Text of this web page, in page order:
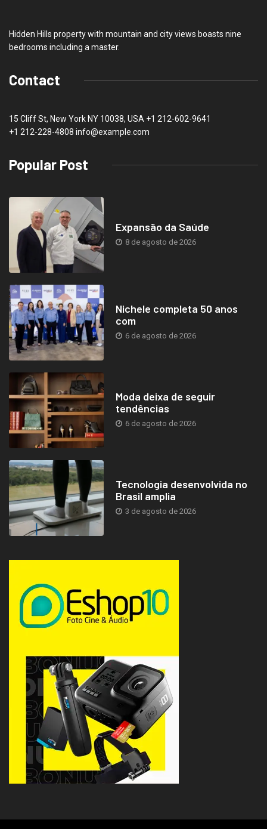
Hidden Hills property with mountain and city views boasts nine
bedrooms including a master.
Contact
15 Cliff St, New York NY 10038, USA +1 212-602-9641
+1 212-228-4808 info@example.com
Popular Post
Expansão da Saúde
8 de agosto de 2026
Nichele completa 50 anos
com
6 de agosto de 2026
Moda deixa de seguir
tendências
6 de agosto de 2026
Tecnologia desenvolvida no
Brasil amplia
3 de agosto de 2026